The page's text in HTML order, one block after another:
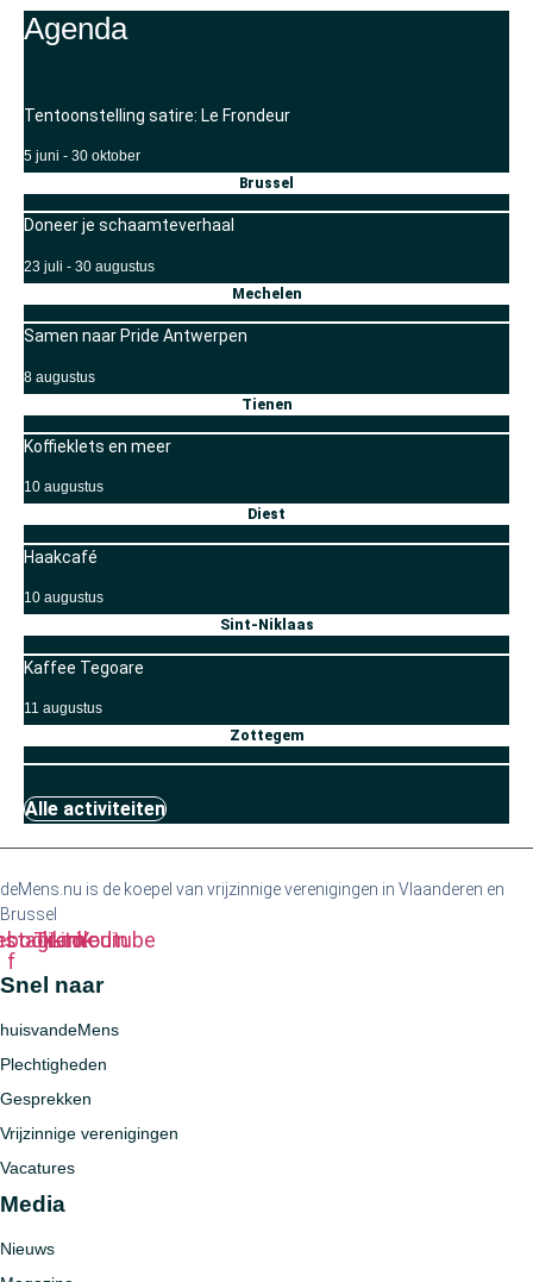
Agenda
Tentoonstelling satire: Le Frondeur
5 juni - 30 oktober
Brussel
Doneer je schaamteverhaal
23 juli - 30 augustus
Mechelen
Samen naar Pride Antwerpen
8 augustus
Tienen
Koffieklets en meer
10 augustus
Diest
Haakcafé
10 augustus
Sint-Niklaas
Kaffee Tegoare
11 augustus
Zottegem
Alle activiteiten
deMens.nu is de koepel van vrijzinnige verenigingen in Vlaanderen en
Brussel
f
Tiktok
Linkedin
Youtube
Snel naar
huisvandeMens
Plechtigheden
Gesprekken
Vrijzinnige verenigingen
Vacatures
Media
Nieuws